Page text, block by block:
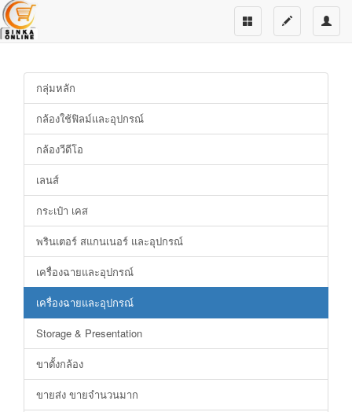
กลุ่มหลัก
กล้องใช้ฟิลม์และอุปกรณ์
กล้องวีดีโอ
เลนส์
กระเป๋า เคส
พรินเตอร์ สแกนเนอร์ และอุปกรณ์
เครื่องฉายและอุปกรณ์
เครื่องฉายและอุปกรณ์
Storage & Presentation
ขาตั้งกล้อง
ขายส่ง ขายจำนวนมาก